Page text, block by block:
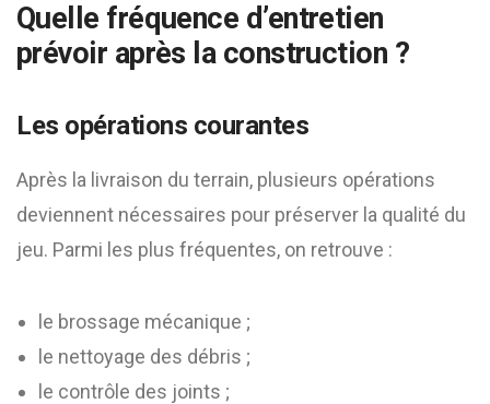
Quelle fréquence d’entretien
prévoir après la construction ?
Les opérations courantes
Après la livraison du terrain, plusieurs opérations
deviennent nécessaires pour préserver la qualité du
jeu. Parmi les plus fréquentes, on retrouve :
le brossage mécanique ;
le nettoyage des débris ;
le contrôle des joints ;